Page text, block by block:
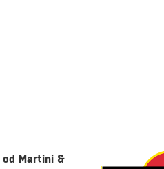
od Martini &